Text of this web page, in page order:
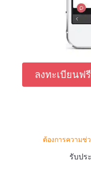
ลงทะเบียนฟรี
ต้องการความช่
รับปร